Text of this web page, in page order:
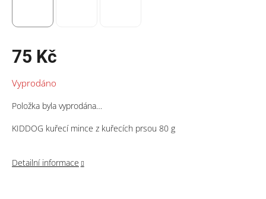
75 Kč
cena:
Vyprodáno
Položka byla vyprodána…
KIDDOG kuřecí mince z kuřecích prsou 80 g
Detailní informace